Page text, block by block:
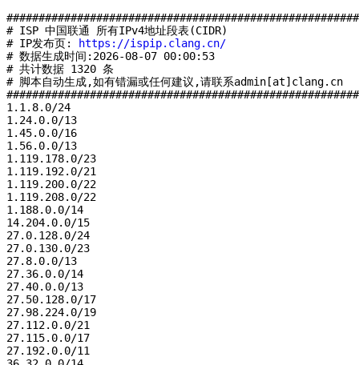
# ISP 中国联通 所有IPv4地址段表(CIDR)
# IP发布页:
https://ispip.clang.cn/